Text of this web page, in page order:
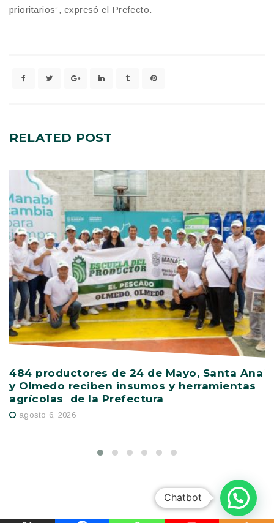
prioritarios”, expresó el Prefecto.
RELATED POST
484 productores de 24 de Mayo, Santa Ana
y Olmedo reciben insumos y herramientas
agrícolas de la Prefectura
agosto 6, 2026
Chatbot